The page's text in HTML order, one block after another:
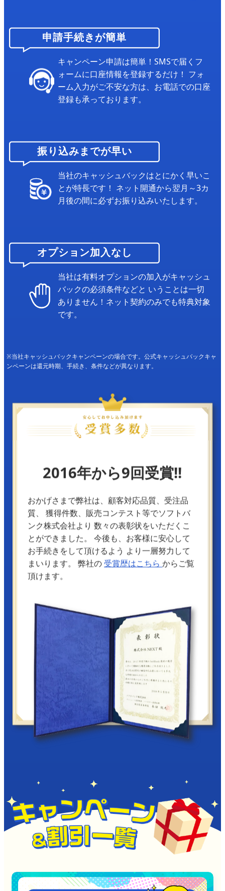
申請手続きが簡単
キャンペーン申請は簡単！SMSで届くフ
ォームに口座情報を登録するだけ！ フォ
ーム入力がご不安な方は、お電話での口座
登録も承っております。
振り込みまでが早い
当社のキャッシュバックはとにかく早いこ
とが特長です！ ネット開通から翌月～3カ
月後の間に必ずお振り込みいたします。
オプション加入なし
当社は有料オプションの加入がキャッシュ
バックの必須条件などと いうことは一切
ありません！ネット契約のみでも特典対象
です。
※当社キャッシュバックキャンペーンの場合です。公式キャッシュバックキャ
ンペーンは還元時期、手続き、条件などが異なります。
2016年から9回受賞!!
おかげさまで弊社は、顧客対応品質、受注品
質、
獲得件数、販売コンテスト等でソフトバ
ンク株式会社より 数々の表彰状をいただくこ
とができました。
今後も、お客様に安心して
お手続きをして頂けるよう より一層努力して
まいります。
弊社の 受賞歴はこちらからご覧
頂けます。